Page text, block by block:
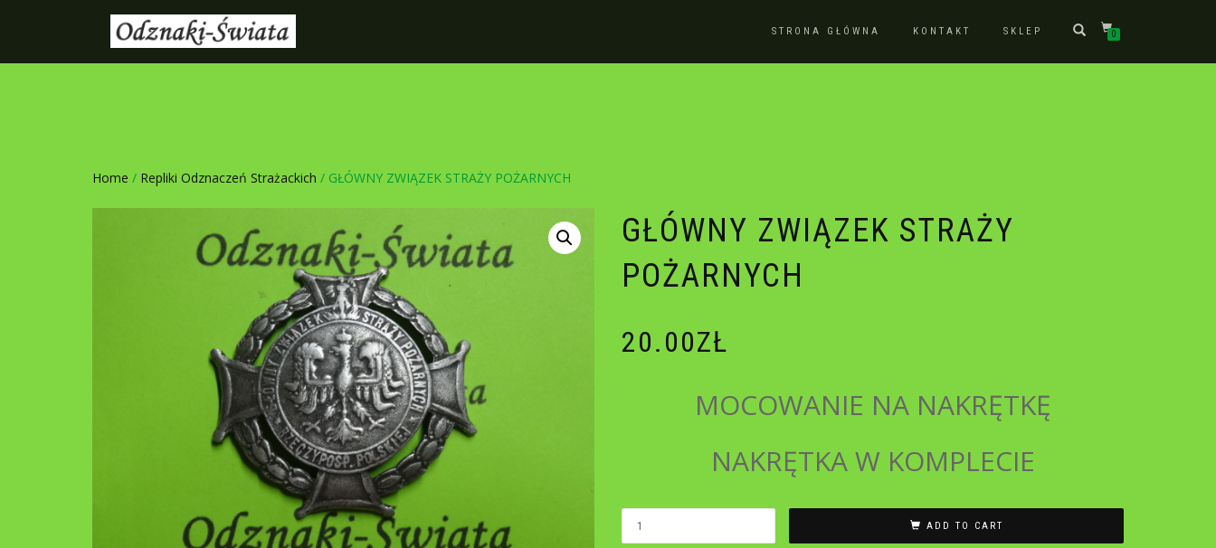
STRONA GŁÓWNA KONTAKT SKLEP 0
Home / Repliki Odznaczeń Strażackich / GŁÓWNY ZWIĄZEK STRAŻY POŻARNYCH
GŁÓWNY ZWIĄZEK STRAŻY
POŻARNYCH
20.00ZŁ
MOCOWANIE NA NAKRĘTKĘ
NAKRĘTKA W KOMPLECIE
ADD TO CART